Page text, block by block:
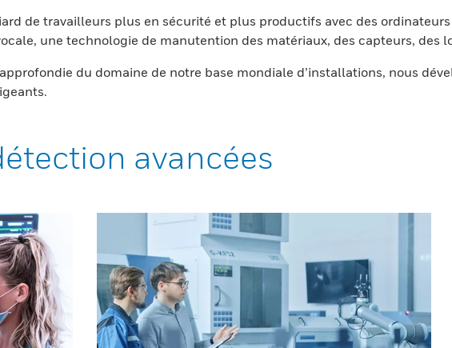
de travailleurs plus en sécurité et plus productifs avec des
une technologie de manutention des matériaux, des capteurs, des
du domaine de notre base mondiale d’installations, nous
avancées